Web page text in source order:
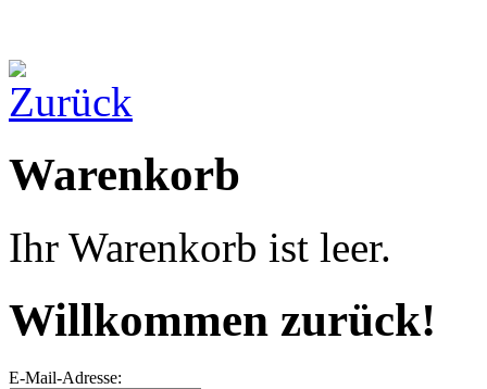
Warenkorb
Ihr Warenkorb ist leer.
Willkommen zurück!
E-Mail-Adresse: